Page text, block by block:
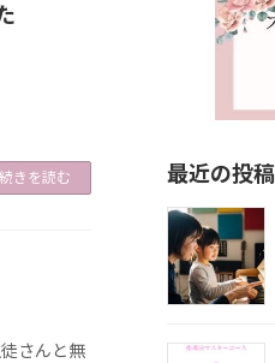
続きを読む
さんと無
最近の投稿